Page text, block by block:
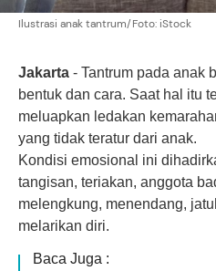
Ilustrasi anak tantrum/Foto: iStock
Jakarta - Tantrum pada anak
bentuk dan cara. Saat hal itu
meluapkan ledakan
yang tidak teratur dari anak.
Kondisi emosional ini
tangisan, teriakan, anggota
melengkung, menendang,
melarikan diri.
Baca Juga :